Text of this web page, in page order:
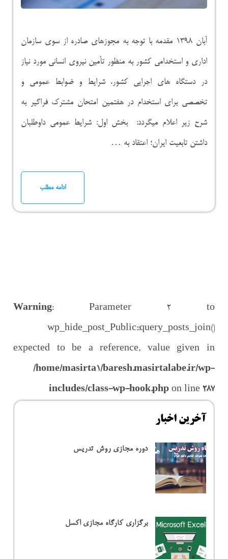
آبان ۱۳۹۸ مقدمه با توجه به مجوزهای صادره از سوی سازمان
اداری و استخدامی کشور به منظور تأمین نیروی انسانی مورد نیاز
در دستگاه های اجرایی کشور، شرایط و ضوابط عمومی و
تخصصی برای استخدام در هفتمین امتحان مشترک فراگیر به
شرح زیر اعلام میگردد: بخش اول: شرایط عمومی داوطلبان
داشتن تابعیت ایران؛ اعتقاد به …
ادامه مطلب
Warning: Parameter 2 to
wp_hide_post_Public::query_posts_join()
expected to be a reference, value given in
/home/masirta1/baresh.masirtalabe.ir/wp-
includes/class-wp-hook.phpon line 287
آخرین اخبار
دوره مجازی روش تدریس
برگزاری کارگاه مجازی اکسل